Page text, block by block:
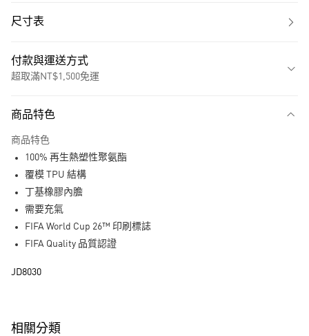
尺寸表
付款與運送方式
超取滿NT$1,500免運
LINE Pay
每筆NT$80，滿NT$1,500(含以上)免運費
每筆NT$80，滿NT$1,500(含以上)免運費
商品特色
商品特色
100% 再生熱塑性聚氨酯
覆模 TPU 結構
丁基橡膠內膽
需要充氣
FIFA World Cup 26™ 印刷標誌
FIFA Quality 品質認證
JD8030
相關分類